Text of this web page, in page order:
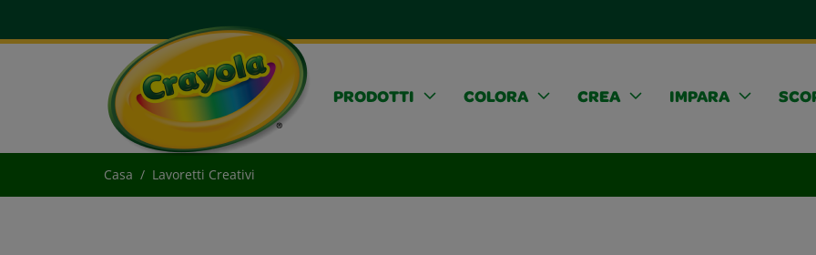
PRODOTTI COLORA CREA IMPARA
Casa Lavoretti Creativi